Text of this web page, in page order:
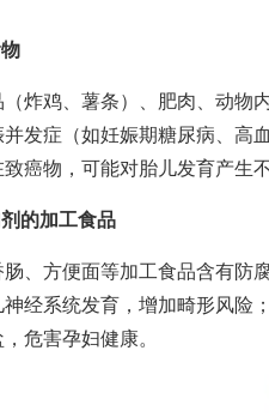
鸡、薯条）、肥肉、动物
发症（如妊娠期糖尿病、高
癌物，可能对胎儿发育产生不
的加工食品
方便面等加工食品含有防腐
经系统发育，增加畸形风险
危害孕妇健康。